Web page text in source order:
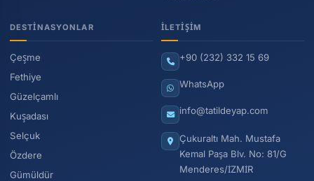
DESTINASYONLAR
Çeşme
Fethiye
Güzelçamlı
Kuşadası
Selçuk
Özdere
Gümüldür
İLETIŞIM
+90 (232) 332 15 69
WhatsApp
info@tatildeyap.com
Çukuraltı Mah. Mustafa
Kemal Paşa Blv. No: 81/G
Menderes/İZMİR